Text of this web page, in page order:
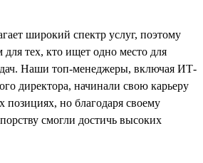
широкий спектр услуг, поэтому
тех, кто ищет одно место для
Наши топ-менеджеры, включая ИТ-
директора, начинали свою карьеру
позициях, но благодаря своему
смогли достичь высоких